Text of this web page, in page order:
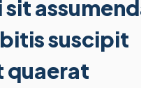
suscipit
quaerat